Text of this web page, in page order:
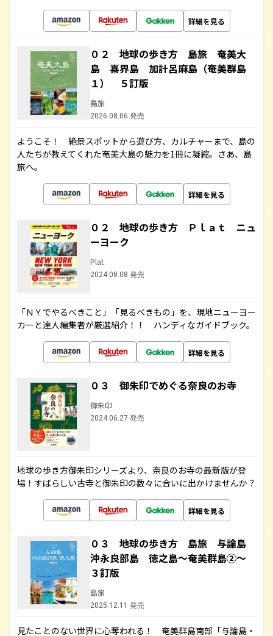
詳細を見る
０２ 地球の歩き方 島旅 奄美大
島 喜界島 加計呂麻島（奄美群島
１） ５訂版
島旅
2026.08.06 発売
ようこそ！ 絶景スポットから遊び方、カルチャーまで、島の
人たちが教えてくれた奄美大島の魅力を1冊に凝縮。さあ、島
旅へ。
詳細を見る
０２ 地球の歩き方 Ｐｌａｔ ニュ
ーヨーク
Plat
2024.08.08 発売
「ＮＹでやるべきこと」「見るべきもの」を、現地ニューヨー
カーと達人編集者が厳選紹介！！ ハンディなガイドブック。
詳細を見る
０３ 御朱印でめぐる奈良のお寺
御朱印
2024.06.27 発売
地球の歩き方御朱印シリーズより、奈良のお寺の最新版が登
場！すばらしい古寺と御朱印の数々に合いに出かけませんか？
詳細を見る
０３ 地球の歩き方 島旅 与論島
沖永良部島 徳之島～奄美群島②～
３訂版
島旅
2025.12.11 発売
見たことのない世界に心奪われる！ 奄美群島南部「与論島・